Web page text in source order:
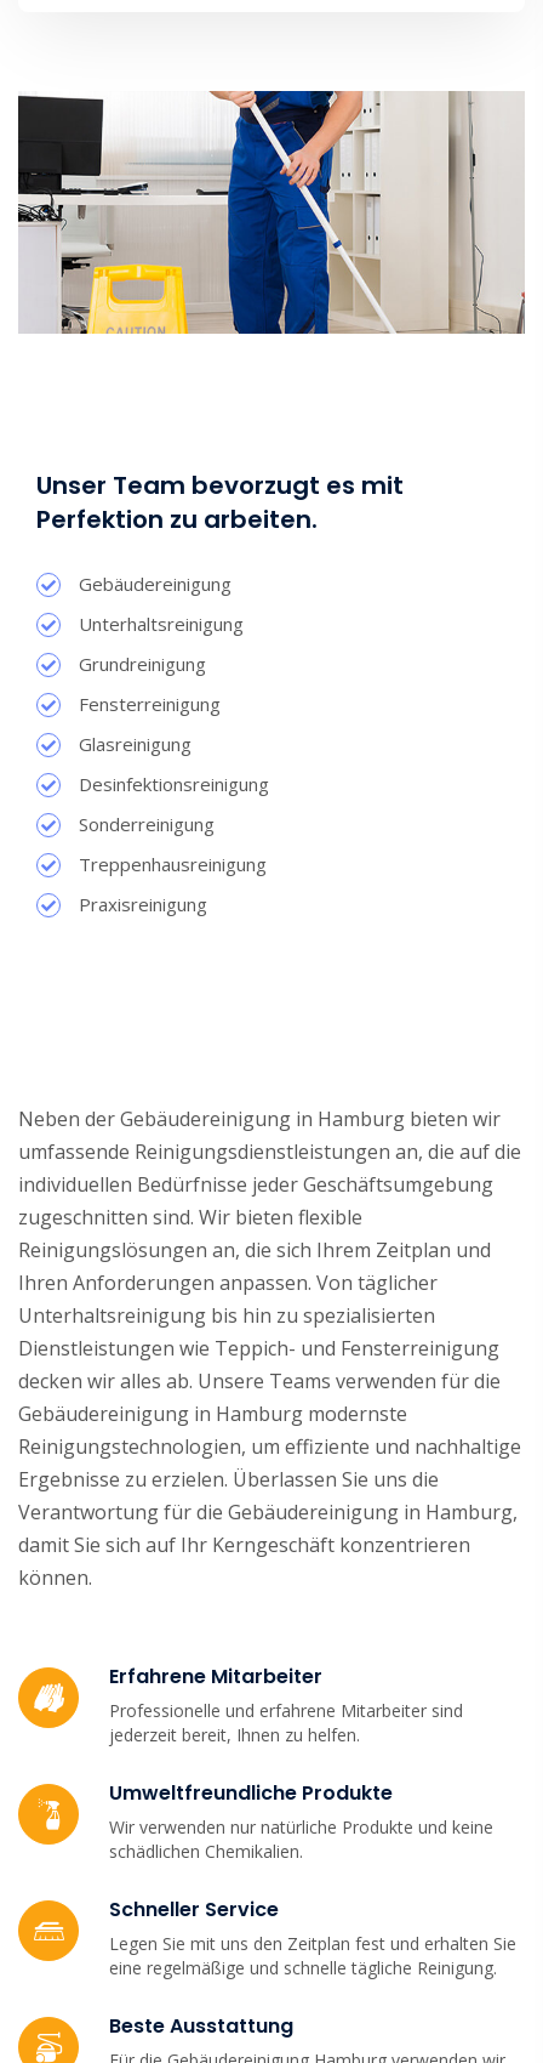
Unser Team bevorzugt es mit
Perfektion zu arbeiten.
Gebäudereinigung
Unterhaltsreinigung
Grundreinigung
Fensterreinigung
Glasreinigung
Desinfektionsreinigung
Sonderreinigung
Treppenhausreinigung
Praxisreinigung
Neben der Gebäudereinigung in Hamburg bieten wir
umfassende Reinigungsdienstleistungen an, die auf die
individuellen Bedürfnisse jeder Geschäftsumgebung
zugeschnitten sind. Wir bieten flexible
Reinigungslösungen an, die sich Ihrem Zeitplan und
Ihren Anforderungen anpassen. Von täglicher
Unterhaltsreinigung bis hin zu spezialisierten
Dienstleistungen wie Teppich- und Fensterreinigung
decken wir alles ab. Unsere Teams verwenden für die
Gebäudereinigung in Hamburg modernste
Reinigungstechnologien, um effiziente und nachhaltige
Ergebnisse zu erzielen. Überlassen Sie uns die
Verantwortung für die Gebäudereinigung in Hamburg,
damit Sie sich auf Ihr Kerngeschäft konzentrieren
können.
Erfahrene Mitarbeiter
Professionelle und erfahrene Mitarbeiter sind
jederzeit bereit, Ihnen zu helfen.
Umweltfreundliche Produkte
Wir verwenden nur natürliche Produkte und keine
schädlichen Chemikalien.
Schneller Service
Legen Sie mit uns den Zeitplan fest und erhalten Sie
eine regelmäßige und schnelle tägliche Reinigung.
Beste Ausstattung